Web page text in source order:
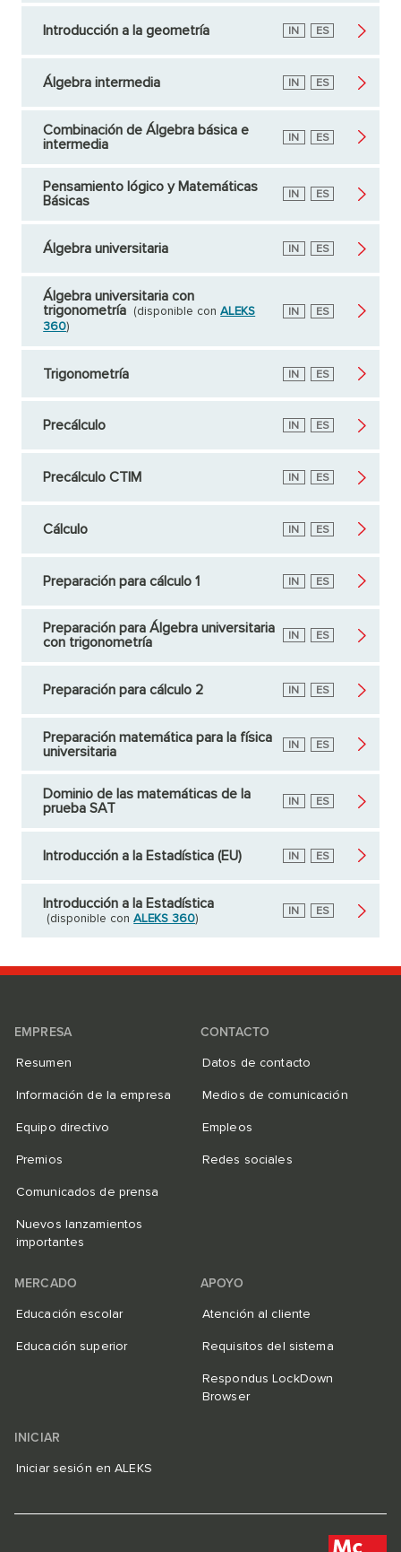
Introducción a la geometría Inglés
IN Español
ES
Álgebra intermedia Inglés
IN Español
ES
Combinación de Álgebra básica e
intermedia
Inglés
IN Español
ES
Pensamiento lógico y Matemáticas
Básicas
Inglés
IN Español
ES
Álgebra universitaria Inglés
IN Español
ES
Álgebra universitaria con
trigonometría
(disponible conALEKS
360)
Inglés
IN Español
ES
Trigonometría Inglés
IN Español
ES
Precálculo Inglés
IN Español
ES
Precálculo CTIM Inglés
IN Español
ES
Cálculo Inglés
IN Español
ES
Preparación para cálculo 1 Inglés
IN Español
ES
Preparación para Álgebra universitaria
con trigonometría
Inglés
IN Español
ES
Preparación para cálculo 2 Inglés
IN Español
ES
Preparación matemática para la física
universitaria
Inglés
IN Español
ES
Dominio de las matemáticas de la
prueba SAT
Inglés
IN Español
ES
Introducción a la Estadística (EU) Inglés
IN Español
ES
Introducción a la Estadística
(disponible conALEKS 360)
Inglés
IN Español
ES
EMPRESA
Resumen
Información de la empresa
Equipo directivo
Premios
Comunicados de prensa
Nuevos lanzamientos
importantes
CONTACTO
Datos de contacto
Medios de comunicación
Empleos
Redes sociales
MERCADO
Educación escolar
Educación superior
APOYO
Atención al cliente
Requisitos del sistema
Respondus LockDown
Browser
INICIAR
Iniciar sesión en ALEKS